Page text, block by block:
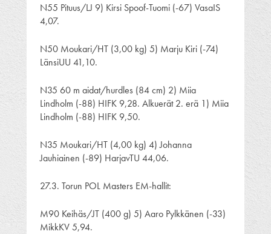
N55 Pituus/LJ 9) Kirsi Spoof-Tuomi (-67) VasaIS
4,07.
N50 Moukari/HT (3,00 kg) 5) Marju Kiri (-74)
LänsiUU 41,10.
N35 60 m aidat/hurdles (84 cm) 2) Miia
Lindholm (-88) HIFK 9,28. Alkuerät 2. erä 1) Miia
Lindholm (-88) HIFK 9,50.
N35 Moukari/HT (4,00 kg) 4) Johanna
Jauhiainen (-89) HarjavTU 44,06.
27.3. Torun POL Masters EM-hallit:
M90 Keihäs/JT (400 g) 5) Aaro Pylkkänen (-33)
MikkKV 5,94.